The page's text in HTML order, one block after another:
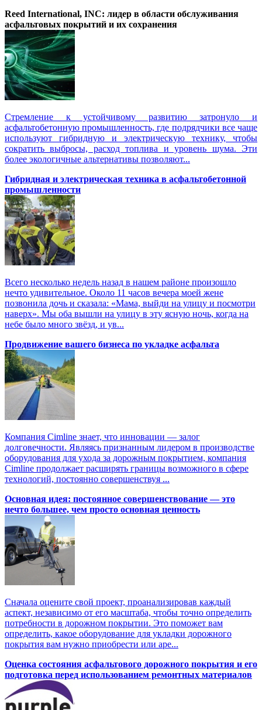
Reed International, INC: лидер в области обслуживания
асфальтовых покрытий и их сохранения
Стремление к устойчивому развитию затронуло и
асфальтобетонную промышленность, где подрядчики все чаще
используют гибридную и электрическую технику, чтобы
сократить выбросы, расход топлива и уровень шума. Эти
более экологичные альтернативы позволяют...
Гибридная и электрическая техника в асфальтобетонной
промышленности
Всего несколько недель назад в нашем районе произошло
нечто удивительное. Около 11 часов вечера моей жене
позвонила дочь и сказала: «Мама, выйди на улицу и посмотри
наверх». Мы оба вышли на улицу в эту ясную ночь, когда на
небе было много звёзд, и ув...
Продвижение вашего бизнеса по укладке асфальта
Компания Cimline знает, что инновации — залог
долговечности. Являясь признанным лидером в производстве
оборудования для ухода за дорожным покрытием, компания
Cimline продолжает расширять границы возможного в сфере
технологий, постоянно совершенствуя ...
Основная идея: постоянное совершенствование — это
нечто большее, чем просто основная ценность
Сначала оцените свой проект, проанализировав каждый
аспект, независимо от его масштаба, чтобы точно определить
потребности в дорожном покрытии. Это поможет вам
определить, какое оборудование для укладки дорожного
покрытия вам нужно приобрести или аре...
Оценка состояния асфальтового дорожного покрытия и его
подготовка перед использованием ремонтных материалов